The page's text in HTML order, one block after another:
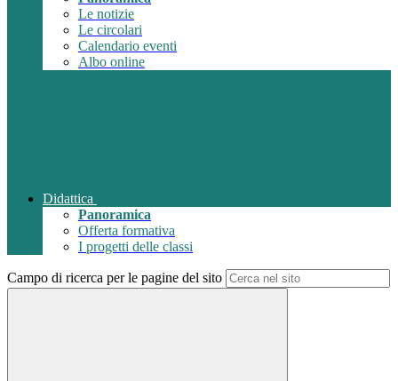
Le notizie
Le circolari
Calendario eventi
Albo online
Didattica
Panoramica
Offerta formativa
I progetti delle classi
Campo di ricerca per le pagine del sito